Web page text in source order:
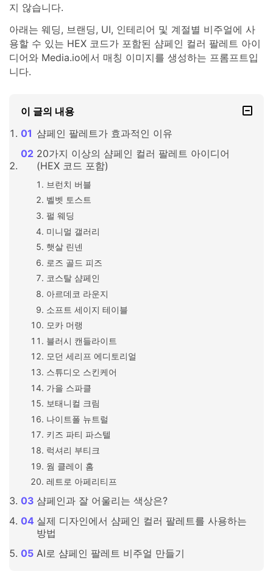
지 않습니다.
아래는 웨딩, 브랜딩, UI, 인테리어 및 계절별 비주얼에 사
용할 수 있는 HEX 코드가 포함된 샴페인 컬러 팔레트 아이
디어와 Media.io에서 매칭 이미지를 생성하는 프롬프트입
니다.
이 글의 내용
샴페인 팔레트가 효과적인 이유
20가지 이상의 샴페인 컬러 팔레트 아이디어
(HEX 코드 포함)
브런치 버블
벨벳 토스트
펄 웨딩
미니멀 갤러리
햇살 린넨
로즈 골드 피즈
코스탈 샴페인
아르데코 라운지
소프트 세이지 테이블
모카 머랭
블러시 캔들라이트
모던 세리프 에디토리얼
스튜디오 스킨케어
가을 스파클
보태니컬 크림
나이트폴 뉴트럴
키즈 파티 파스텔
럭셔리 부티크
웜 클레이 홈
레트로 아페리티프
샴페인과 잘 어울리는 색상은?
실제 디자인에서 샴페인 컬러 팔레트를 사용하는
방법
AI로 샴페인 팔레트 비주얼 만들기